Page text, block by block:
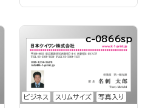
ビジネス スリムサイズ 写真入り
c-0866sp